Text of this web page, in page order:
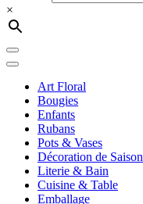
×
Art Floral
Bougies
Enfants
Rubans
Pots & Vases
Décoration de Saison
Literie & Bain
Cuisine & Table
Emballage